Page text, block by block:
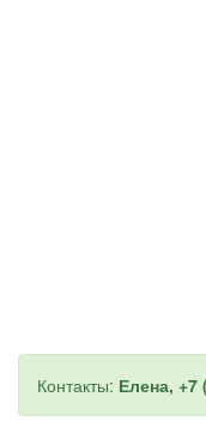
Контакты: Елена, +7